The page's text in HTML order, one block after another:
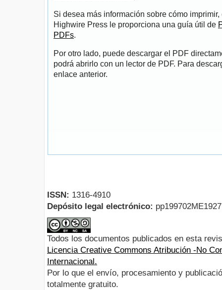
Si desea más información sobre cómo
Highwire Press le proporciona una guía útil de
PDFs.
Por otro lado, puede descargar el PDF
podrá abrirlo con un lector de PDF. Para
enlace anterior.
ISSN: 1316-4910
Depósito legal electrónico:
Todos los documentos publicados en esta
Licencia Creative Commons Atribución -No
Internacional.
Por lo que el envío, procesamiento y
totalmente gratuito.